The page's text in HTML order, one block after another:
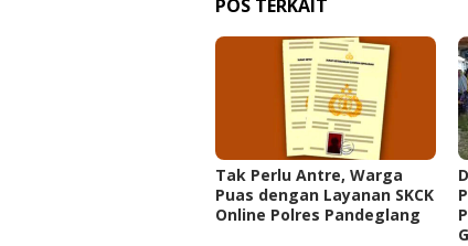
POS TERKAIT
Tak Perlu Antre, Warga
Puas dengan Layanan SKCK
Online Polres Pandeglang